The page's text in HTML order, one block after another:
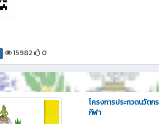
15982 0
โครงการประกวดนวัตก
กีฬา